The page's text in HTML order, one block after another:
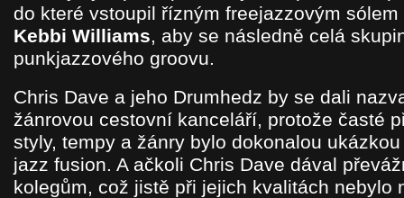
do které vstoupil řízným freejazzovým
Kebbi Williams, aby se následně celá
punkjazzového groovu.
Chris Dave a jeho Drumhedz by se dali
žánrovou cestovní kanceláří, protože časté
styly, tempy a žánry bylo dokonalou
jazz fusion. A ačkoli Chris Dave dával
kolegům, což jistě při jejich kvalitách nebylo